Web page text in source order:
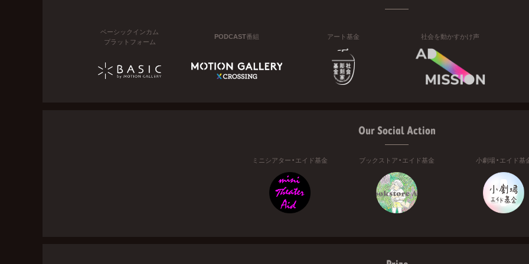
ベーシックインカム
プラットフォーム
PODCAST番組 アート基金 社会を動かすかけ声
Our Social Action
ミニシアター・エイド基金 ブックストア・エイド基金 小劇場・エイド基